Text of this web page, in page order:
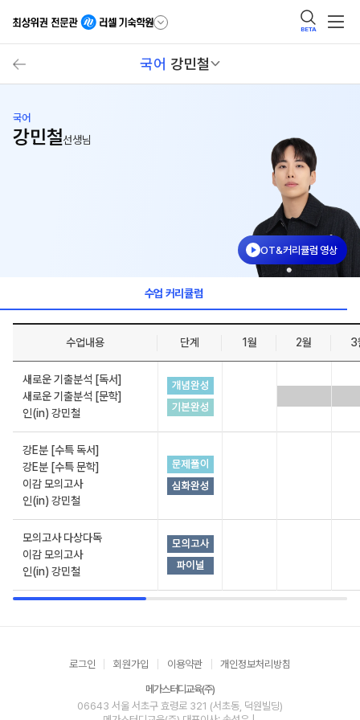
BETA
국어 강민철
국어
강민철선생님
OT&커리큘럼 영상
수업 커리큘럼
수업내용 단계 1월 2월 3
새로운 기출분석 [독서]
새로운 기출분석 [문학]
인(in) 강민철
강E분 [수특 독서]
강E분 [수특 문학]
이감 모의고사
인(in) 강민철
모의고사 다상다독
이감 모의고사
인(in) 강민철
로그인 회원가입 이용약관 개인정보처리방침
메가스터디교육(주)
06643 서울 서초구 효령로 321 (서초동, 덕원빌딩)